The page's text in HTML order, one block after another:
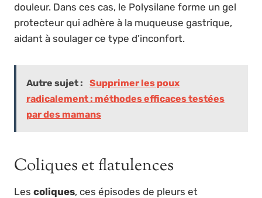
douleur. Dans ces cas, le Polysilane forme un gel
protecteur qui adhère à la muqueuse gastrique,
aidant à soulager ce type d’inconfort.
Autre sujet :
Supprimer les poux
radicalement : méthodes efficaces testées
par des mamans
Coliques et flatulences
Les coliques, ces épisodes de pleurs et